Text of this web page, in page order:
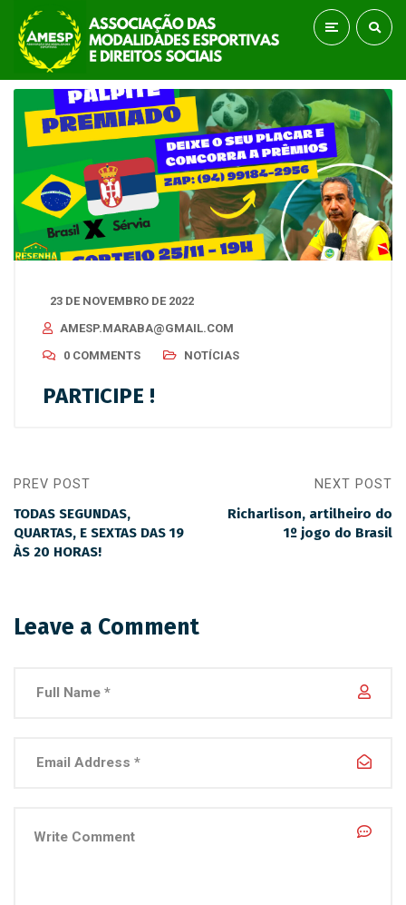
23 DE NOVEMBRO DE 2022
AMESP.MARABA@GMAIL.COM
0 COMMENTS
NOTÍCIAS
PARTICIPE !
PREV POST
TODAS SEGUNDAS,
QUARTAS, E SEXTAS DAS 19
ÀS 20 HORAS!
NEXT POST
Richarlison, artilheiro do
1º jogo do Brasil
Leave a Comment